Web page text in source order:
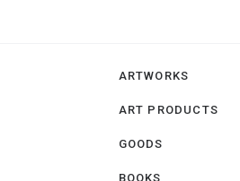
ARTWORKS
ART PRODUCTS
GOODS
BOOKS